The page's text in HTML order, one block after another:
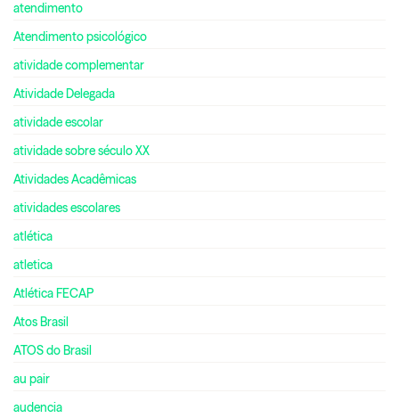
atendimento
Atendimento psicológico
atividade complementar
Atividade Delegada
atividade escolar
atividade sobre século XX
Atividades Acadêmicas
atividades escolares
atlética
atletica
Atlética FECAP
Atos Brasil
ATOS do Brasil
au pair
audencia